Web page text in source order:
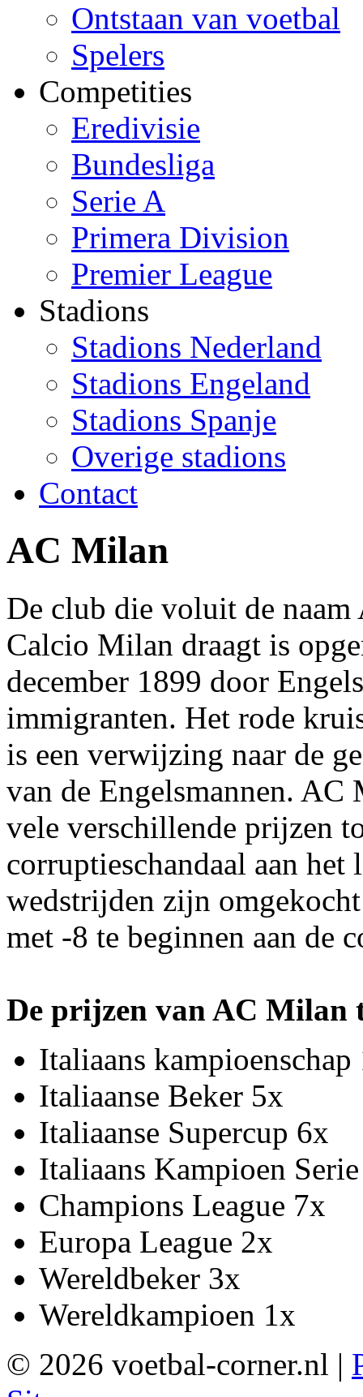
Ontstaan van voetbal
Spelers
Competities
Eredivisie
Bundesliga
Serie A
Primera Division
Premier League
Stadions
Stadions Nederland
Stadions Engeland
Stadions Spanje
Overige stadions
Contact
AC Milan
De club die voluit de naam
Calcio Milan draagt is
december 1899 door
immigranten. Het rode
is een verwijzing naar de
van de Engelsmannen.
vele verschillende prijzen
corruptieschandaal aan
wedstrijden zijn
met -8 te beginnen aan de
De prijzen van AC Milan
Italiaans kampioenschap
Italiaanse Beker 5x
Italiaanse Supercup 6x
Italiaans Kampioen
Champions League 7x
Europa League 2x
Wereldbeker 3x
Wereldkampioen 1x
© 2026 voetbal-corner.nl |